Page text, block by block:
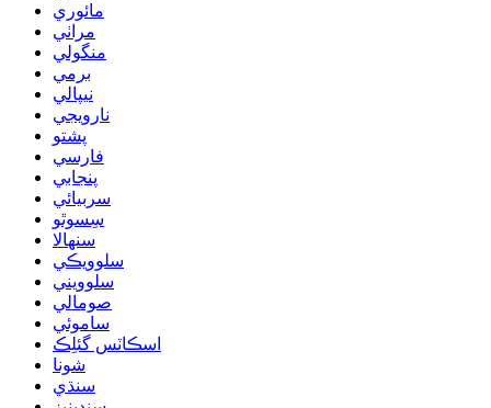
مائوري
مراٺي
منگولي
برمي
نيپالي
نارويجي
پشتو
فارسي
پنجابي
سربيائي
سِسوٿو
سنھالا
سلوويڪي
سلوويني
صومالي
ساموئي
اسڪاٽس گئلِڪ
شونا
سنڌي